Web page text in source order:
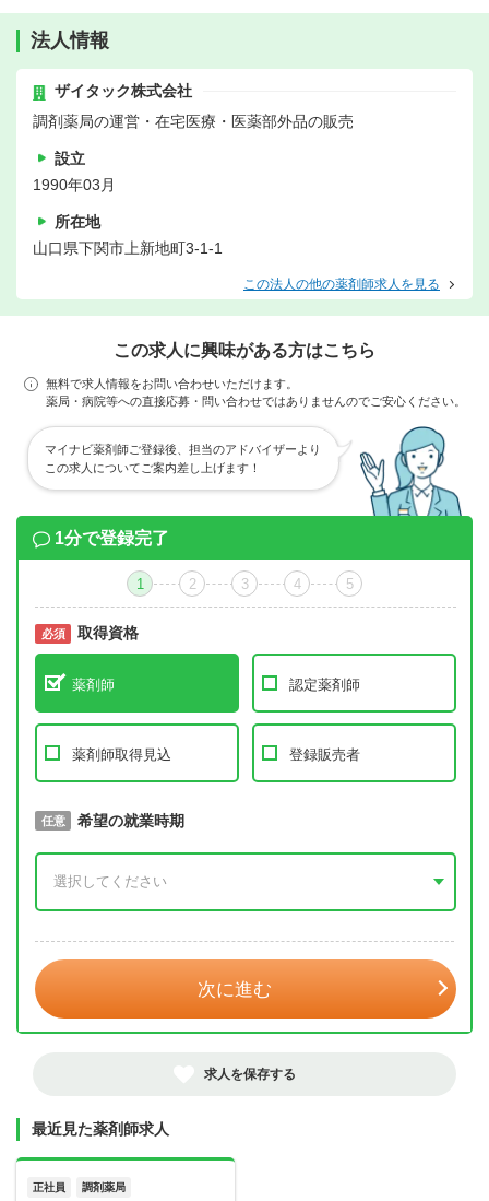
法人情報
ザイタック株式会社
調剤薬局の運営・在宅医療・医薬部外品の販売
設立
1990年03月
所在地
山口県下関市上新地町3-1-1
この法人の他の薬剤師求人を見る
この求人に興味がある方はこちら
無料で求人情報をお問い合わせいただけます。
薬局・病院等への直接応募・問い合わせではありませんのでご安心ください。
マイナビ薬剤師ご登録後、担当のアドバイザーより
この求人についてご案内差し上げます！
1分で登録完了
1 2 3 4 5
必須 取得資格
薬剤師 認定薬剤師
薬剤師取得見込 登録販売者
必須 取得予定年
任意 希望の就業時期
次に進む
求人を保存する
最近見た薬剤師求人
正社員 調剤薬局